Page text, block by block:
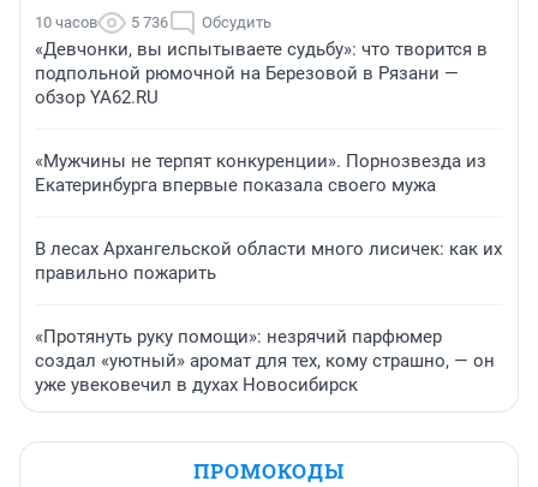
10 часов 5 736 Обсудить
«Девчонки, вы испытываете судьбу»: что творится в
подпольной рюмочной на Березовой в Рязани —
обзор YA62.RU
«Мужчины не терпят конкуренции». Порнозвезда из
Екатеринбурга впервые показала своего мужа
В лесах Архангельской области много лисичек: как их
правильно пожарить
«Протянуть руку помощи»: незрячий парфюмер
создал «уютный» аромат для тех, кому страшно, — он
уже увековечил в духах Новосибирск
ПРОМОКОДЫ